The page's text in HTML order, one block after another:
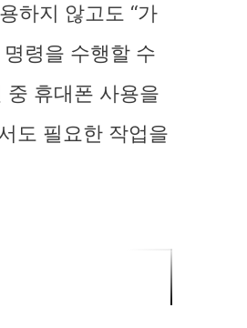
하지 않고도 “가
령을 수행할 수
휴대폰 사용을
도 필요한 작업을